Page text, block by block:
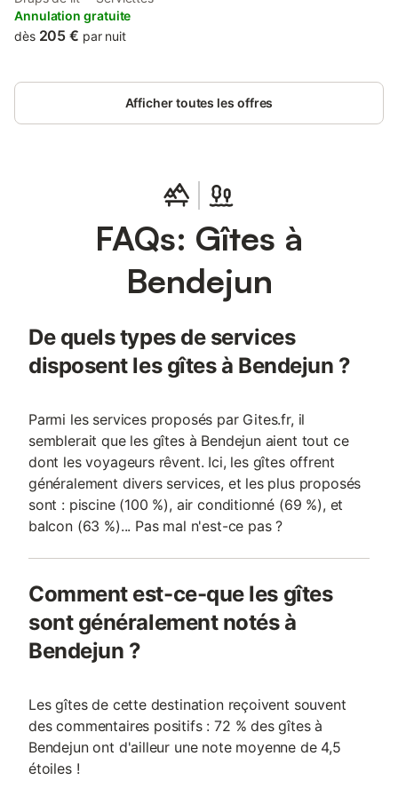
Vintimille ou Cannes!. Ou le var
Annulation gratuite
dès 205 € par nuit
Afficher toutes les offres
FAQs: Gîtes à
Bendejun
De quels types de services
disposent les gîtes à Bendejun ?
Parmi les services proposés par Gites.fr, il
semblerait que les gîtes à Bendejun aient tout ce
dont les voyageurs rêvent. Ici, les gîtes offrent
généralement divers services, et les plus proposés
sont : piscine (100 %), air conditionné (69 %), et
balcon (63 %)... Pas mal n'est-ce pas ?
Comment est-ce-que les gîtes
sont généralement notés à
Bendejun ?
Les gîtes de cette destination reçoivent souvent
des commentaires positifs : 72 % des gîtes à
Bendejun ont d'ailleur une note moyenne de 4,5
étoiles !